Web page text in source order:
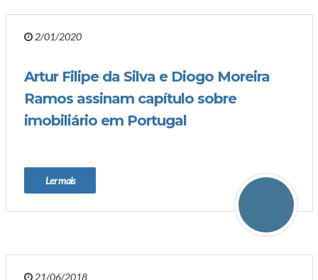
2/01/2020
Artur Filipe da Silva e Diogo Moreira
Ramos assinam capítulo sobre
imobiliário em Portugal
Ler mais
21/06/2018